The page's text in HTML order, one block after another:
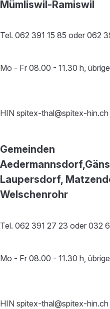
Mümliswil-Ramiswil
Tel. 062 391 15 85 oder 062
Mo - Fr 08.00 - 11.30 h,
HIN spitex-thal@spitex-hin.ch
Gemeinden
Laupersdorf,
Welschenrohr
Tel. 062 391 27 23 oder 032
Mo - Fr 08.00 - 11.30 h,
HIN spitex-thal@spitex-hin.ch